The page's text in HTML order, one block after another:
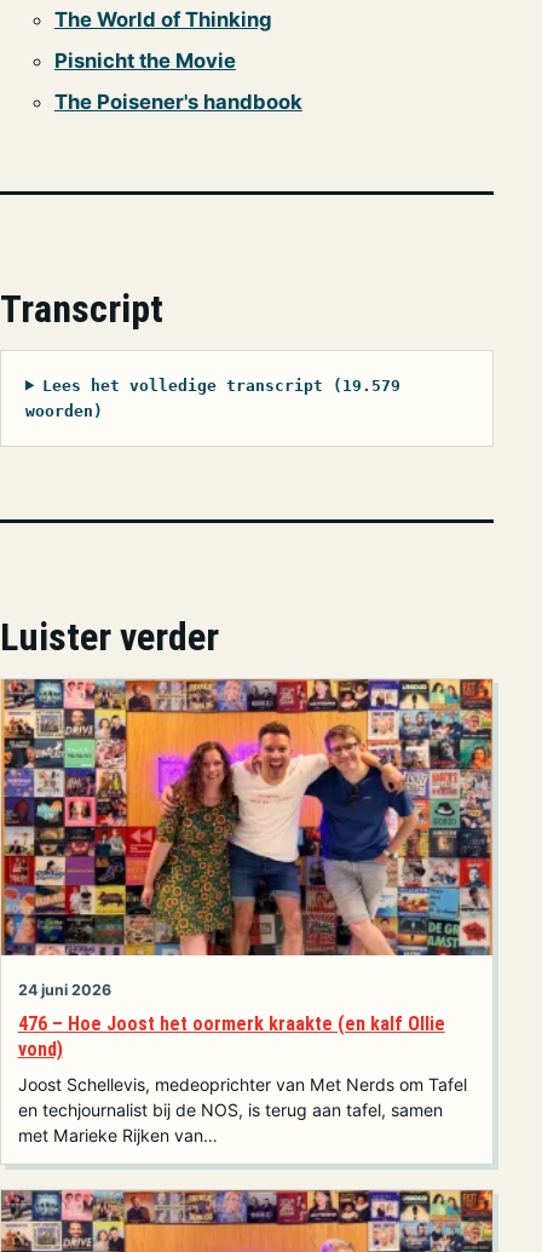
The World of Thinking
Pisnicht the Movie
The Poisener's handbook
Transcript
Lees het volledige transcript (19.579
woorden)
Luister verder
24 juni 2026
476 – Hoe Joost het oormerk kraakte (en kalf Ollie
vond)
Joost Schellevis, medeoprichter van Met Nerds om Tafel
en techjournalist bij de NOS, is terug aan tafel, samen
met Marieke Rijken van…